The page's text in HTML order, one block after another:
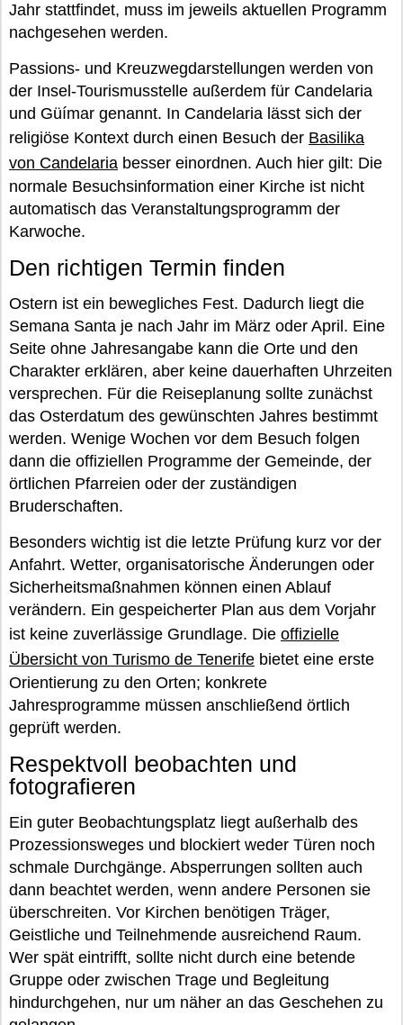
Jahr stattfindet, muss im jeweils aktuellen Programm
nachgesehen werden.
Passions- und Kreuzwegdarstellungen werden von
der Insel-Tourismusstelle außerdem für Candelaria
und Güímar genannt. In Candelaria lässt sich der
religiöse Kontext durch einen Besuch der Basilika
von Candelaria besser einordnen. Auch hier gilt: Die
normale Besuchsinformation einer Kirche ist nicht
automatisch das Veranstaltungsprogramm der
Karwoche.
Den richtigen Termin finden
Ostern ist ein bewegliches Fest. Dadurch liegt die
Semana Santa je nach Jahr im März oder April. Eine
Seite ohne Jahresangabe kann die Orte und den
Charakter erklären, aber keine dauerhaften Uhrzeiten
versprechen. Für die Reiseplanung sollte zunächst
das Osterdatum des gewünschten Jahres bestimmt
werden. Wenige Wochen vor dem Besuch folgen
dann die offiziellen Programme der Gemeinde, der
örtlichen Pfarreien oder der zuständigen
Bruderschaften.
Besonders wichtig ist die letzte Prüfung kurz vor der
Anfahrt. Wetter, organisatorische Änderungen oder
Sicherheitsmaßnahmen können einen Ablauf
verändern. Ein gespeicherter Plan aus dem Vorjahr
ist keine zuverlässige Grundlage. Die offizielle
Übersicht von Turismo de Tenerife bietet eine erste
Orientierung zu den Orten; konkrete
Jahresprogramme müssen anschließend örtlich
geprüft werden.
Respektvoll beobachten und
fotografieren
Ein guter Beobachtungsplatz liegt außerhalb des
Prozessionsweges und blockiert weder Türen noch
schmale Durchgänge. Absperrungen sollten auch
dann beachtet werden, wenn andere Personen sie
überschreiten. Vor Kirchen benötigen Träger,
Geistliche und Teilnehmende ausreichend Raum.
Wer spät eintrifft, sollte nicht durch eine betende
Gruppe oder zwischen Trage und Begleitung
hindurchgehen, nur um näher an das Geschehen zu